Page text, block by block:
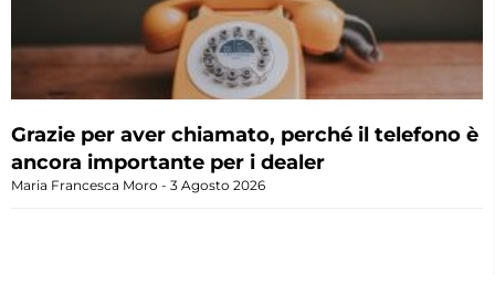
Grazie per aver chiamato, perché il telefono è
ancora importante per i dealer
Maria Francesca Moro 3 Agosto 2026